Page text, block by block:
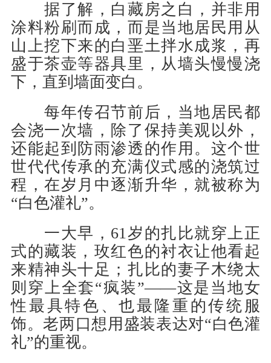
据了解，白藏房之白，并非用
涂料粉刷而成，而是当地居民用从
山上挖下来的白垩土拌水成浆，再
盛于茶壶等器具里，从墙头慢慢浇
下，直到墙面变白。
每年传召节前后，当地居民都
会浇一次墙，除了保持美观以外，
还能起到防雨渗透的作用。这个世
世代代传承的充满仪式感的浇筑过
程，在岁月中逐渐升华，就被称为
“白色灌礼”。
一大早，61岁的扎比就穿上正
式的藏装，玫红色的衬衣让他看起
来精神头十足；扎比的妻子木绕太
则穿上全套“疯装”——这是当地女
性最具特色、也最隆重的传统服
饰。老两口想用盛装表达对“白色灌
礼”的重视。